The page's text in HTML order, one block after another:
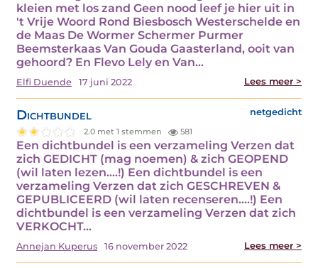
kleien met los zand Geen nood leef je hier uit in
't Vrije Woord Rond Biesbosch Westerschelde en
de Maas De Wormer Schermer Purmer
Beemsterkaas Van Gouda Gaasterland, ooit van
gehoord? En Flevo Lely en Van…
Elfi Duende 17 juni 2022 Lees meer >
Dichtbundel netgedicht
2.0 met 1 stemmen 581
Een dichtbundel is een verzameling Verzen dat
zich GEDICHT (mag noemen) & zich GEOPEND
(wil laten lezen....!) Een dichtbundel is een
verzameling Verzen dat zich GESCHREVEN &
GEPUBLICEERD (wil laten recenseren....!) Een
dichtbundel is een verzameling Verzen dat zich
VERKOCHT…
Annejan Kuperus 16 november 2022 Lees meer >